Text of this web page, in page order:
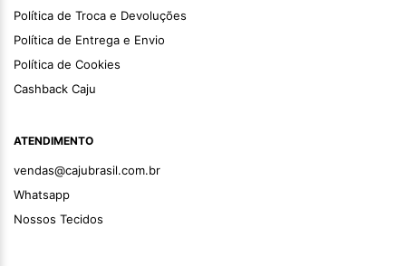
Política de Troca e Devoluções
Política de Entrega e Envio
Política de Cookies
Cashback Caju
ATENDIMENTO
vendas@cajubrasil.com.br
Whatsapp
Nossos Tecidos